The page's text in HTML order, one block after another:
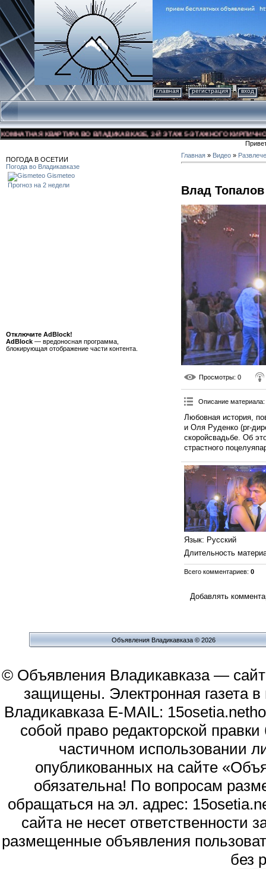
главная регистрация вход
КВАРТИРА ВО ВЛАДИКАВКАЗЕ, 3-Й ЭТАЖ 5-ЭТАЖНОГО
ПОГОДА В ОСЕТИИ
Погода во Владикавказе
Gismeteo
Прогноз на 2 недели
Отключите AdBlock!
AdBlock — вредоносная программа,
блокирующая отображение части контента.
Главная » Видео »
Влад
Просмотры: 0
Описание материала:
Любовная история,
и Оля Руденко (pr-
скоройсвадьбе. Об
страстного
Язык: Русский
Длительность
Всего комментариев: 0
Добавлять
Объявления Владикавказа © 2026
© Объявления Владикавказа —
защищены. Электронная газета
Владикавказа E-MAIL:
собой право редакторской
частичном использовании
опубликованных на сайте
обязательна! По вопросам
обращаться на эл. адрес:
сайта не несет
размещенные объявления
без